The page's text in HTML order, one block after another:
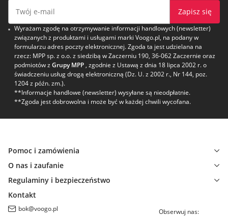
Zapisz się
Wyrażam zgodę na otrzymywanie informacji handlowych (newsletter)
związanych z produktami i usługami marki Voogo.pl, na podany w
formularzu adres poczty elektronicznej. Zgoda ta jest udzielana na
rzecz: MPP sp. z o.o. z siedzibą w Zaczerniu 190, 36-062 Zaczernie oraz
podmiotów z Grupy MPP , zgodnie z Ustawą z dnia 18 lipca 2002 r. o
świadczeniu usług drogą elektroniczną (Dz. U. z 2002 r., Nr 144, poz.
1204 z późn. zm.).
**Informacje handlowe (newsletter) wysyłane są nieodpłatnie.
**Zgoda jest dobrowolna i może być w każdej chwili wycofana.
Pomoc i zamówienia
O nas i zaufanie
Regulaminy i bezpieczeństwo
Kontakt
bok@voogo.pl
Obserwuj nas: